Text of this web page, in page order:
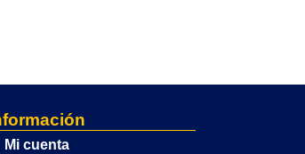
Mi cuenta